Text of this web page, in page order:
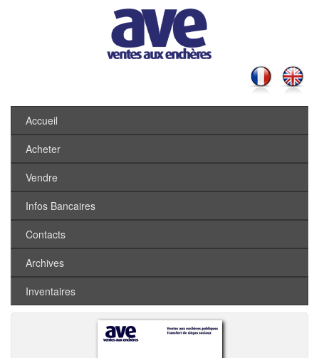
Accueil
Acheter
Vendre
Infos Bancaires
Contacts
Archives
Inventaires